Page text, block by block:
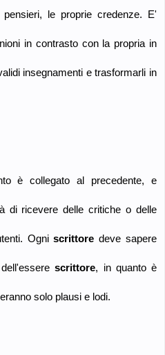
le proprie credenze. E'
in contrasto con la propria in
insegnamenti e trasformarli in
è collegato al precedente, e
di ricevere delle critiche o delle
Ogniscrittore deve sapere
scrittore, in quanto è
solo plausi e lodi.